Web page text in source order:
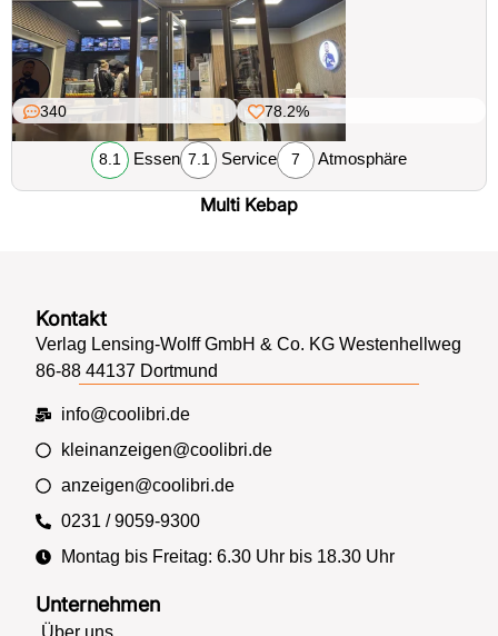
340 78.2%
8.1 Essen 7.1 Service 7 Atmosphäre
Multi Kebap
Unternehmen
Kontakt
Verlag Lensing-Wolff GmbH & Co. KG Westenhellweg
86-88 44137 Dortmund
info@coolibri.de
kleinanzeigen@coolibri.de
anzeigen@coolibri.de
0231 / 9059-9300
Montag bis Freitag: 6.30 Uhr bis 18.30 Uhr